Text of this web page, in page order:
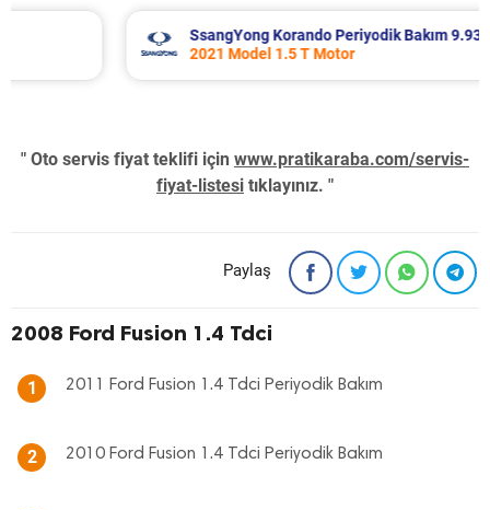
SsangYong Korando Periyodik Bakım 9.937 TL
2021 Model 1.5 T Motor
" Oto servis fiyat teklifi için www.pratikaraba.com/servis-
fiyat-listesi tıklayınız. "
Paylaş
2008 Ford Fusion 1.4 Tdci
1 2011 Ford Fusion 1.4 Tdci Periyodik Bakım
2 2010 Ford Fusion 1.4 Tdci Periyodik Bakım